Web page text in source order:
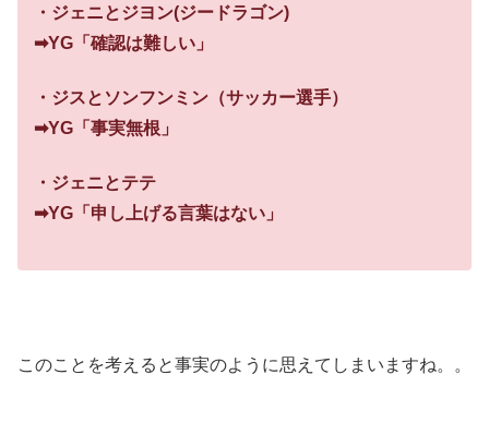
・ジェニとジヨン(ジードラゴン)
➡YG「確認は難しい」
・ジスとソンフンミン（サッカー選手）
➡YG「事実無根」
・ジェニとテテ
➡YG「申し上げる言葉はない」
このことを考えると事実のように思えてしまいますね。。